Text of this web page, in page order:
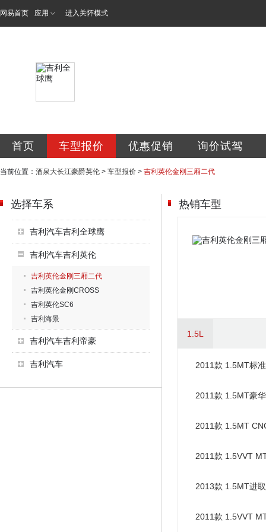
网易首页 应用 进入关怀模式
首页 车型报价 优惠促销 询价试驾
当前位置： 酒泉大长江豪爵英伦 > 车型报价 > 吉利英伦金刚三厢二代
选择车系
吉利汽车吉利全球鹰
吉利汽车吉利英伦
吉利英伦金刚三厢二代
吉利英伦金刚CROSS
吉利英伦SC6
吉利海景
吉利汽车吉利帝豪
吉利汽车
热销车型
1.5L
2011款 1.5MT标
2011款 1.5MT豪
2011款 1.5MT
2011款 1.5VVT
2013款 1.5MT进
2011款 1.5VVT